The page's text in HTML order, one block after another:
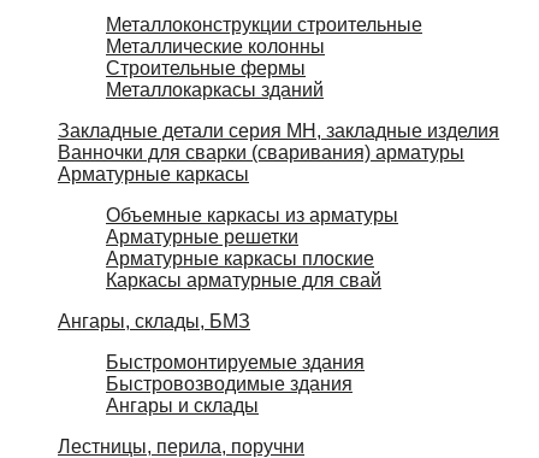
Металлоконструкции строительные
Металлические колонны
Строительные фермы
Металлокаркасы зданий
Закладные детали серия МН, закладные изделия
Ванночки для сварки (сваривания) арматуры
Арматурные каркасы
Объемные каркасы из арматуры
Арматурные решетки
Арматурные каркасы плоские
Каркасы арматурные для свай
Ангары, склады, БМЗ
Быстромонтируемые здания
Быстровозводимые здания
Ангары и склады
Лестницы, перила, поручни